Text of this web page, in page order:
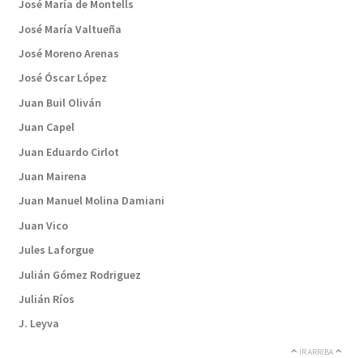
José María de Montells
José María Valtueña
José Moreno Arenas
José Óscar López
Juan Buil Oliván
Juan Capel
Juan Eduardo Cirlot
Juan Mairena
Juan Manuel Molina Damiani
Juan Vico
Jules Laforgue
Julián Gómez Rodriguez
Julián Ríos
J. Leyva
IR ARRIBA